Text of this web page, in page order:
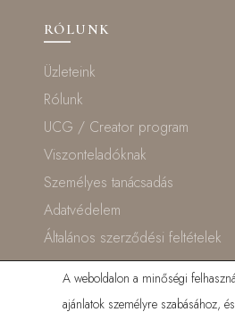
RÓLUNK
Üzleteink
Rólunk
UCG / Creator program
Viszonteladóknak
Személyes tanácsadás
Adatvédelem
Általános szerződési feltételek
A weboldalon a minőségi
ajánlatok személyre szabásához,